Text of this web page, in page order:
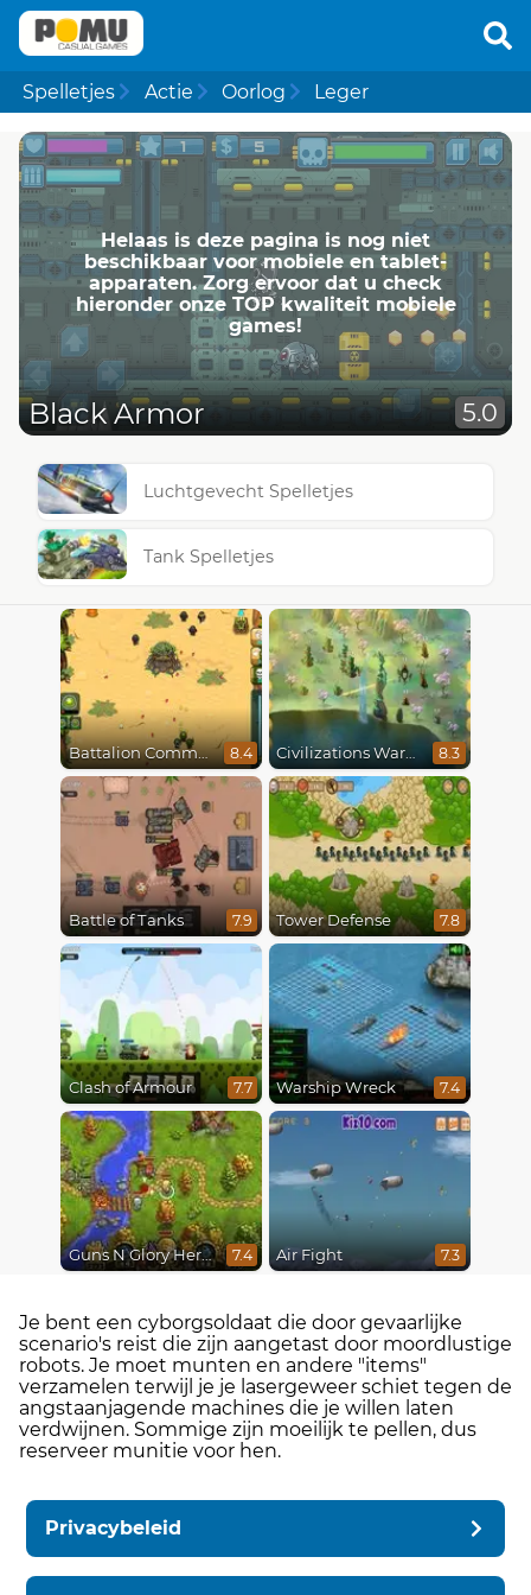
Spelletjes Actie Oorlog Leger
Helaas is deze pagina is nog niet
beschikbaar voor mobiele en tablet-
apparaten. Zorg ervoor dat u check
hieronder onze TOP kwaliteit mobiele
games!
Black Armor 5.0
Luchtgevecht Spelletjes
Tank Spelletjes
Battalion Commander 8.4 Civilizations Wars Master Edition 8.3
Battle of Tanks 7.9 Tower Defense 7.8
Clash of Armour 7.7 Warship Wreck 7.4
Guns N Glory Heroes 7.4 Air Fight 7.3
Je bent een cyborgsoldaat die door gevaarlijke
scenario's reist die zijn aangetast door moordlustige
robots. Je moet munten en andere "items"
verzamelen terwijl je je lasergeweer schiet tegen de
angstaanjagende machines die je willen laten
verdwijnen. Sommige zijn moeilijk te pellen, dus
reserveer munitie voor hen.
Privacybeleid